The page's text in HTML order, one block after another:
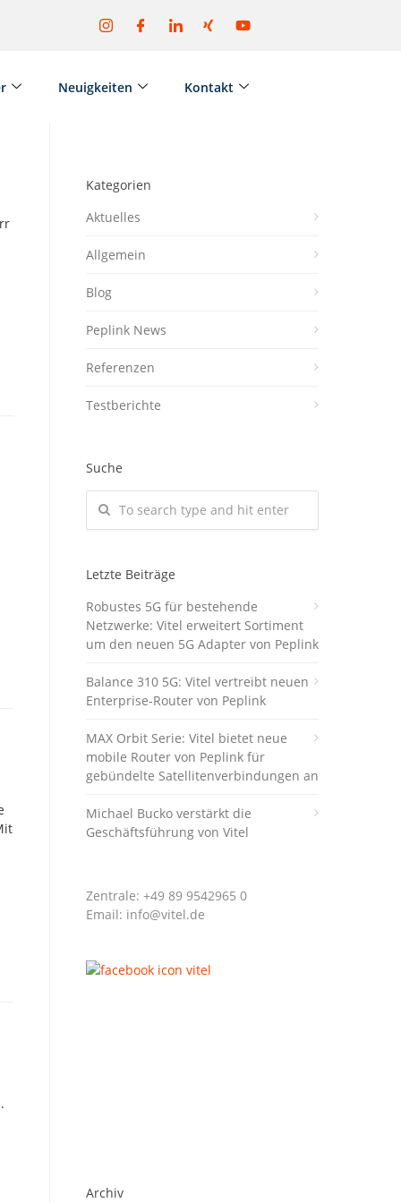
Neuigkeiten Kontakt
Kategorien
Aktuelles
Allgemein
Blog
Peplink News
Referenzen
Testberichte
Suche
Letzte Beiträge
Robustes 5G für bestehende
Netzwerke: Vitel erweitert Sortiment
um den neuen 5G Adapter von Peplink
Balance 310 5G: Vitel vertreibt neuen
Enterprise-Router von Peplink
MAX Orbit Serie: Vitel bietet neue
mobile Router von Peplink für
gebündelte Satellitenverbindungen an
Michael Bucko verstärkt die
Geschäftsführung von Vitel
Zentrale: +49 89 9542965 0
Email: info@vitel.de
Archiv